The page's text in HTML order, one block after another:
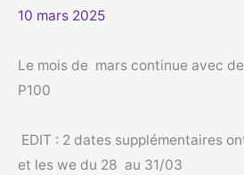
10 mars 2025
Le mois de mars continue avec
P100
EDIT : 2 dates supplémentaires
et les we du 28 au 31/03